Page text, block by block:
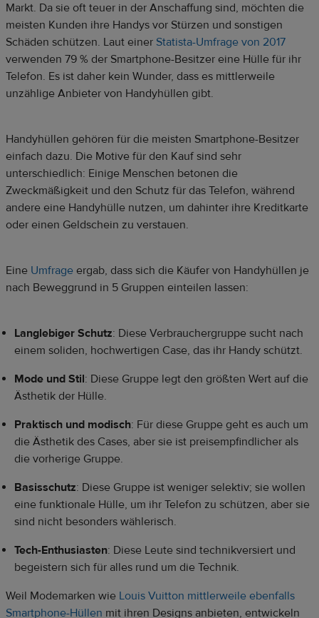
Markt. Da sie oft teuer in der Anschaffung sind, möchten die
meisten Kunden ihre Handys vor Stürzen und sonstigen
Schäden schützen. Laut einer Statista-Umfrage von 2017
verwenden 79 % der Smartphone-Besitzer eine Hülle für ihr
Telefon. Es ist daher kein Wunder, dass es mittlerweile
unzählige Anbieter von Handyhüllen gibt.
Handyhüllen gehören für die meisten Smartphone-Besitzer
einfach dazu. Die Motive für den Kauf sind sehr
unterschiedlich: Einige Menschen betonen die
Zweckmäßigkeit und den Schutz für das Telefon, während
andere eine Handyhülle nutzen, um dahinter ihre Kreditkarte
oder einen Geldschein zu verstauen.
Eine Umfrage ergab, dass sich die Käufer von Handyhüllen je
nach Beweggrund in 5 Gruppen einteilen lassen:
Langlebiger Schutz: Diese Verbrauchergruppe sucht nach
einem soliden, hochwertigen Case, das ihr Handy schützt.
Mode und Stil: Diese Gruppe legt den größten Wert auf die
Ästhetik der Hülle.
Praktisch und modisch: Für diese Gruppe geht es auch um
die Ästhetik des Cases, aber sie ist preisempfindlicher als
die vorherige Gruppe.
Basisschutz: Diese Gruppe ist weniger selektiv; sie wollen
eine funktionale Hülle, um ihr Telefon zu schützen, aber sie
sind nicht besonders wählerisch.
Tech-Enthusiasten: Diese Leute sind technikversiert und
begeistern sich für alles rund um die Technik.
Weil Modemarken wie Louis Vuitton mittlerweile ebenfalls
Smartphone-Hüllen mit ihren Designs anbieten, entwickeln